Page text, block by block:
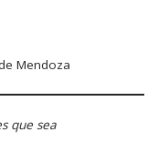
Mendoza
que sea